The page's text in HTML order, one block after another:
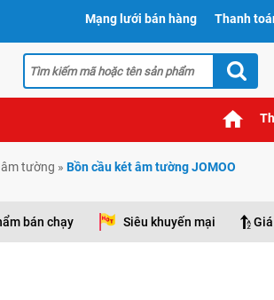
Mạng lưới bán hàng Thanh
tường » Bồn cầu két âm tường JOMOO
bán chạy Siêu khuyến mại